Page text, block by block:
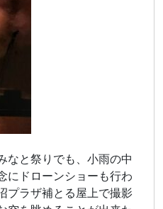
なと祭りでも、小雨の中
にドローンショーも行わ
プラザ補とる屋上で撮影